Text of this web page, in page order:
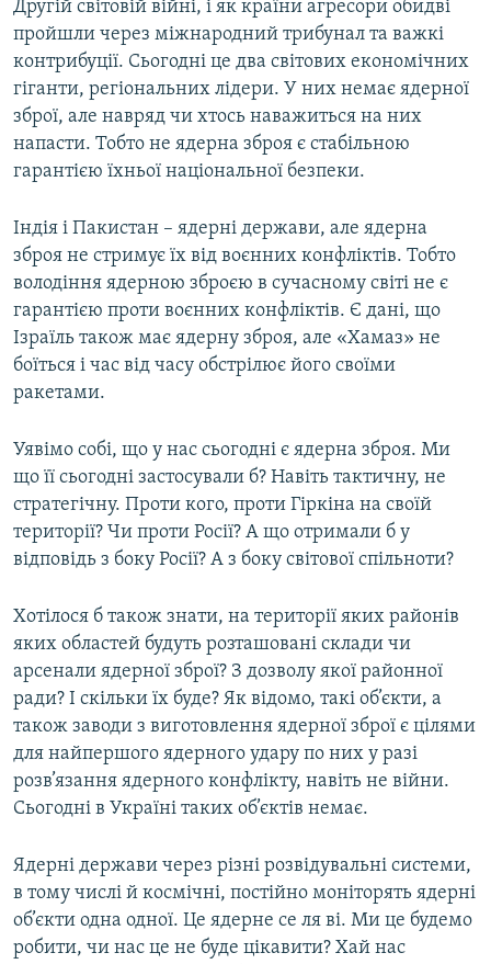
Другій світовій війні, і як країни агресори обидві
пройшли через міжнародний трибунал та важкі
контрибуції. Сьогодні це два світових економічних
гіганти, регіональних лідери. У них немає ядерної
зброї, але навряд чи хтось наважиться на них
напасти. Тобто не ядерна зброя є стабільною
гарантією їхньої національної безпеки.
Індія і Пакистан – ядерні держави, але ядерна
зброя не стримує їх від воєнних конфліктів. Тобто
володіння ядерною зброєю в сучасному світі не є
гарантією проти воєнних конфліктів. Є дані, що
Ізраїль також має ядерну зброя, але «Хамаз» не
боїться і час від часу обстрілює його своїми
ракетами.
Уявімо собі, що у нас сьогодні є ядерна зброя. Ми
що її сьогодні застосували б? Навіть тактичну, не
стратегічну. Проти кого, проти Гіркіна на своїй
території? Чи проти Росії? А що отримали б у
відповідь з боку Росії? А з боку світової спільноти?
Хотілося б також знати, на території яких районів
яких областей будуть розташовані склади чи
арсенали ядерної зброї? З дозволу якої районної
ради? І скільки їх буде? Як відомо, такі об’єкти, а
також заводи з виготовлення ядерної зброї є цілями
для найпершого ядерного удару по них у разі
розв’язання ядерного конфлікту, навіть не війни.
Сьогодні в Україні таких об’єктів немає.
Ядерні держави через різні розвідувальні системи,
в тому числі й космічні, постійно моніторять ядерні
об’єкти одна одної. Це ядерне се ля ві. Ми це будемо
робити, чи нас це не буде цікавити? Хай нас